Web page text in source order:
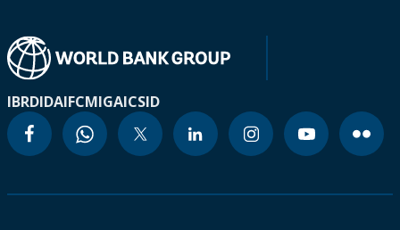
IBRDIDAIFCMIGAICSID